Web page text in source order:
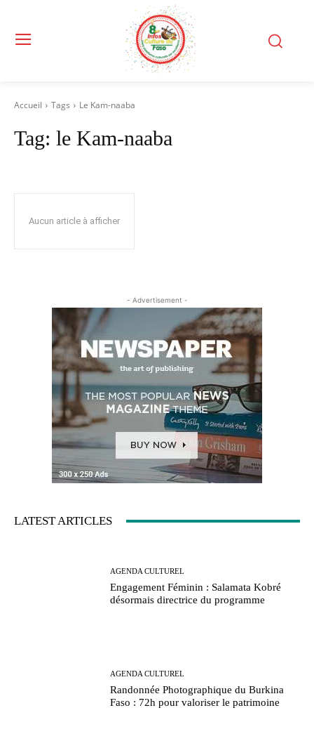
Accueil Tags Le Kam-naaba
Tag: le Kam-naaba
Aucun article à afficher
- Advertisement -
LATEST ARTICLES
AGENDA CULTUREL
Engagement Féminin : Salamata Kobré
désormais directrice du programme
AGENDA CULTUREL
Randonnée Photographique du Burkina
Faso : 72h pour valoriser le patrimoine